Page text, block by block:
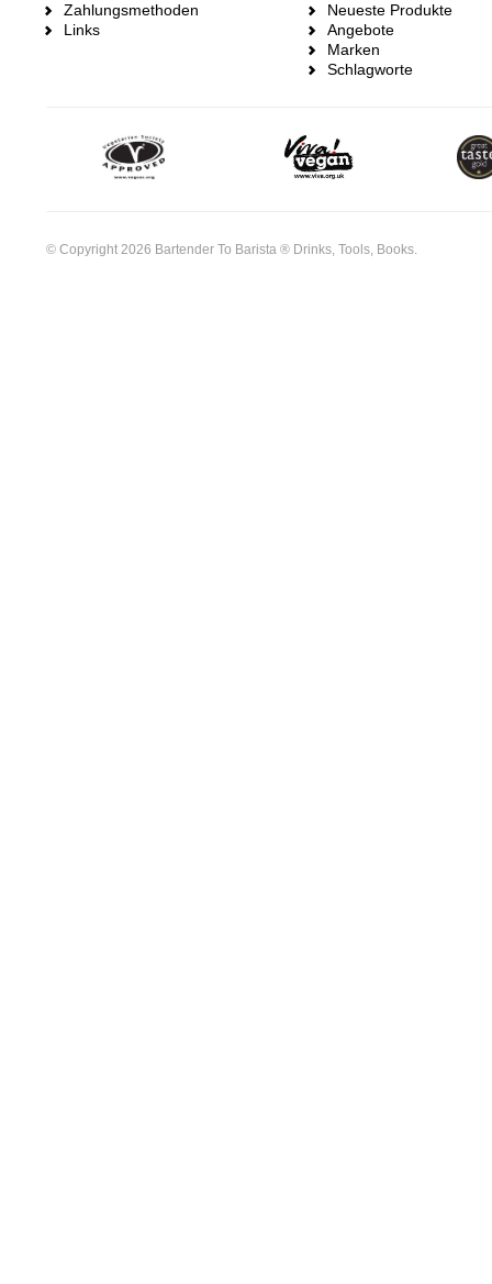
Zahlungsmethoden
Links
Neueste Produkte
Angebote
Marken
Schlagworte
© Copyright 2026 Bartender To Barista ® Drinks, Tools, Books.